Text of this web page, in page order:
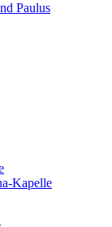
Paulus
Kapelle